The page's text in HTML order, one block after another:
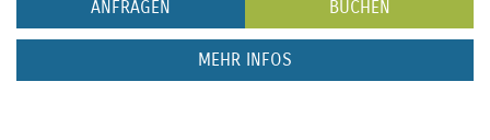
ANFRAGEN BUCHEN
MEHR INFOS